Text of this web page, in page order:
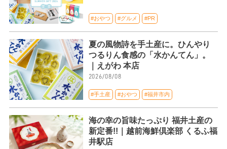
#おやつ #グルメ #PR
夏の風物詩を手土産に。ひんやり
つるりん食感の「水かんてん」。
｜えがわ 本店
2026/08/08
#手土産 #おやつ #福井市内
海の幸の旨味たっぷり 福井土産の
新定番!!｜越前海鮮倶楽部 くるふ福
井駅店